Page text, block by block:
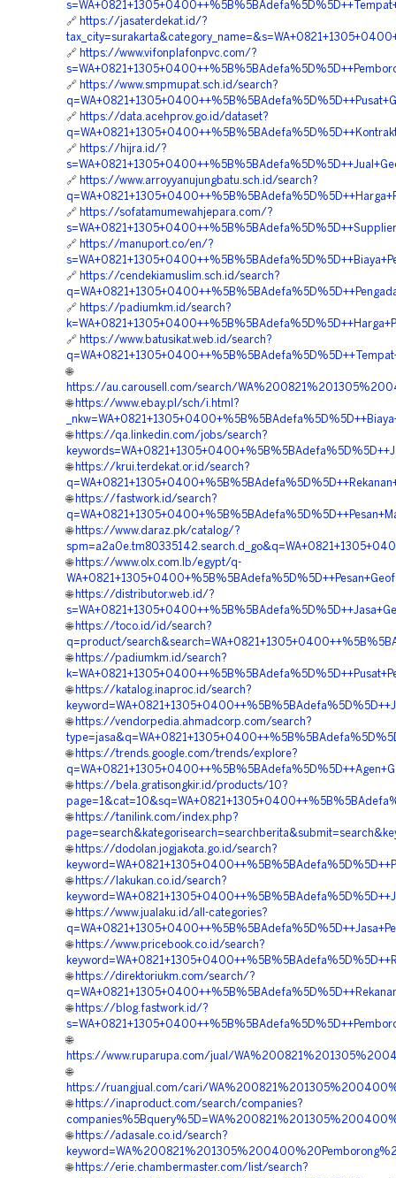
🔗 https://jasaterdekat.id/?
🔗 https://www.vifonplafonpvc.com/?
🔗 https://www.smpmupat.sch.id/search?
🔗 https://data.acehprov.go.id/dataset?
🔗 https://hijra.id/?
🔗 https://www.arroyyanujungbatu.sch.id/search?
🔗 https://sofatamumewahjepara.com/?
🔗 https://manuport.co/en/?
🔗 https://cendekiamuslim.sch.id/search?
🔗 https://padiumkm.id/search?
🔗 https://www.batusikat.web.id/search?
🌐
https://au.carousell.com/search/
🌐 https://www.ebay.pl/sch/i.html?
🌐 https://qa.linkedin.com/jobs/search?
🌐 https://krui.terdekat.or.id/search?
🌐 https://fastwork.id/search?
🌐 https://www.daraz.pk/catalog/?
🌐 https://www.olx.com.lb/egypt/q-
🌐 https://distributor.web.id/?
🌐 https://toco.id/id/search?
q=product/
🌐 https://padiumkm.id/search?
🌐 https://katalog.inaproc.id/search?
🌐 https://vendorpedia.ahmadcorp.com/search?
🌐 https://trends.google.com/trends/explore?
🌐 https://bela.gratisongkir.id/products/10?
🌐 https://tanilink.com/index.php?
🌐 https://dodolan.jogjakota.go.id/search?
🌐 https://lakukan.co.id/search?
🌐 https://www.jualaku.id/all-categories?
🌐 https://www.pricebook.co.id/search?
🌐 https://direktoriukm.com/search/?
🌐 https://blog.fastwork.id/?
🌐
https://www.ruparupa.com/jual/
🌐
https://ruangjual.com/cari/
🌐 https://inaproduct.com/search/companies?
🌐 https://adasale.co.id/search?
🌐 https://erie.chambermaster.com/list/search?